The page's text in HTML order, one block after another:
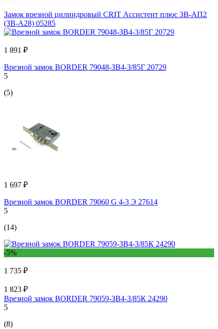
Замок врезной цилиндровый CRIT Ассистент плюс ЗВ-АП2
(ЗВ-А28) 05285
1 891 ₽
Врезной замок BORDER 79048-ЗВ4-3/85Г 20729
5
(5)
1 697 ₽
Врезной замок BORDER 79060 G 4-3 Э 27614
5
(14)
-5%
1 735 ₽
1 823 ₽
Врезной замок BORDER 79059-ЗВ4-3/85К 24290
5
(8)